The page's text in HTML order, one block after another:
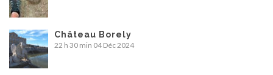
Château Borely
22 h 30 min 04 Déc 2024